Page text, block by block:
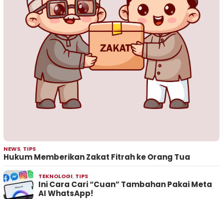
NEWS, TIPS
Hukum Memberikan Zakat Fitrah ke Orang Tua
TEKNOLOGI, TIPS
Ini Cara Cari “Cuan” Tambahan Pakai Meta
AI WhatsApp!